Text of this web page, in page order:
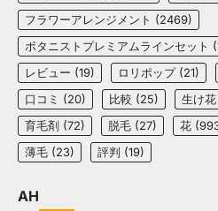
フラワーアレンジメント (2469)
ボタニストプレミアムラインセット
レビュー (19) ロリポップ(21)
口コミ (20) 比較 (25) 生け花
育毛剤 (72) 脱毛 (27) 花
薄毛 (23) 評判 (19)
AH